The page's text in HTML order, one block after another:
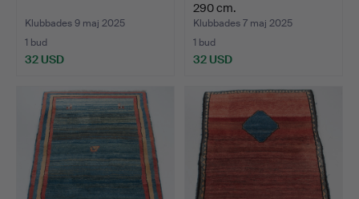
Klubbades 9 maj 2025
1 bud
32 USD
290 cm.
Klubbades 7 maj 2025
1 bud
32 USD